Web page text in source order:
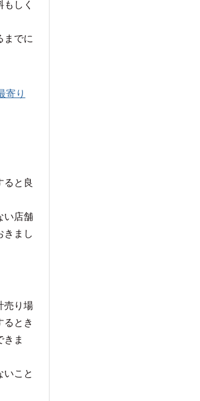
しく
までに
寄り
ると良
い店舗
きまし
売り場
るとき
きま
いこと